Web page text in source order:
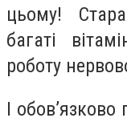
цьому!
багаті
роботу
І